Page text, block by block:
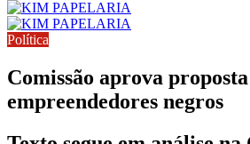
Política
Comissão aprova
empreendedores negros